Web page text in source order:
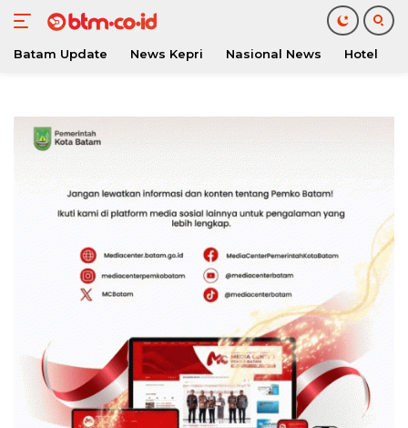
konten
Batam Update News Kepri Nasional News Hotel